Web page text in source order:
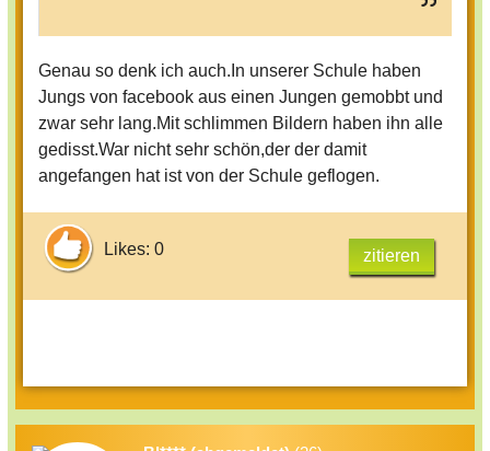
Genau so denk ich auch.In unserer Schule haben
Jungs von facebook aus einen Jungen gemobbt und
zwar sehr lang.Mit schlimmen Bildern haben ihn alle
gedisst.War nicht sehr schön,der der damit
angefangen hat ist von der Schule geflogen.
Likes: 0 zitieren